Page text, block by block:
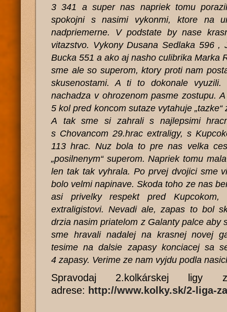
3 341 a super nas napriek tomu
spokojni s nasimi vykonmi, ktore na
nadpriemerne. V podstate by nase
vitazstvo. Vykony Dusana Sedlaka 596 ,
Bucka 551 a ako aj nasho culibrika Marka
sme ale so superom, ktory proti nam
skusenostami. A ti to dokonale
nachadza v ohrozenom pasme zostupu.
5 kol pred koncom sutaze vytahuje
A tak sme si zahrali s najlepsimi
s Chovancom 29.hrac extraligy, s
113 hrac. Nuz bola to pre nas velka
„posilnenym“ superom. Napriek tomu
len tak tak vyhrala. Po prvej dvojici sme
bolo velmi napinave. Skoda toho ze nas
asi privelky respekt pred
extraligistovi. Nevadi ale, zapas to bol
drzia nasim priatelom z Galanty palce aby
sme hravali nadalej na krasnej novej
tesime na dalsie zapasy konciacej sa
4 zapasy. Verime ze nam vyjdu podla
Spravodaj 2.kolkárskej ligy
adrese: http://www.kolky.sk/2-liga-